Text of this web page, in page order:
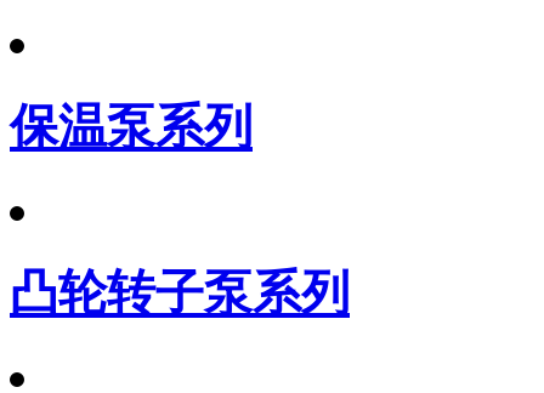
保温泵系列
凸轮转子泵系列